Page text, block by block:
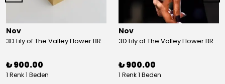
Nov
3D Lily of The Valley Flower BRACELET G
₺ 900.00
1 Renk 1 Beden
Nov
3D Lily of The Valley Flower BRACELET S
₺ 900.00
1 Renk 1 Beden